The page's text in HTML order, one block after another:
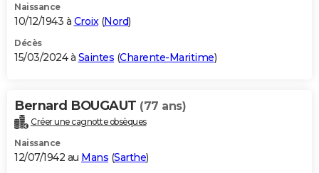
Naissance
10/12/1943 à Croix (Nord)
Décès
15/03/2024 à Saintes (Charente-Maritime)
Bernard BOUGAUT (77 ans)
Créer une cagnotte obsèques
Naissance
12/07/1942 au Mans (Sarthe)